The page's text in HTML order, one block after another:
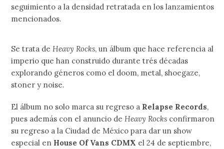
seguimiento a la densidad retratada en los lanzamientos
mencionados.
Se trata de Heavy Rocks, un álbum que hace referencia al
imperio que han construido durante trés décadas
explorando géneros como el doom, metal, shoegaze,
stoner y noise.
El álbum no solo marca su regreso a Relapse Records,
pues además con el anuncio de Heavy Rocks confirmaron
su regreso a la Ciudad de México para dar un show
especial en House Of Vans CDMX el 24 de septiembre,